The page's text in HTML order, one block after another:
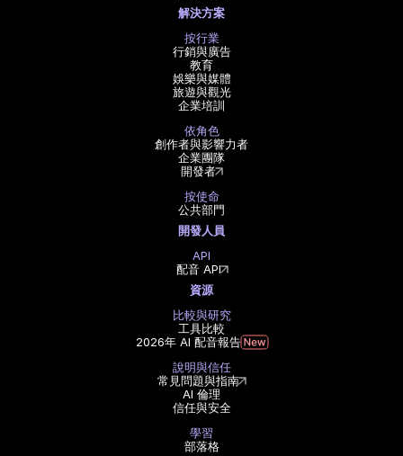
解決方案
按行業
行銷與廣告
教育
娛樂與媒體
旅遊與觀光
企業培訓
依角色
創作者與影響力者
企業團隊
開發者
按使命
公共部門
開發人員
API
配音 API
資源
比較與研究
工具比較
2026年 AI 配音報告
說明與信任
常見問題與指南
AI 倫理
信任與安全
學習
部落格